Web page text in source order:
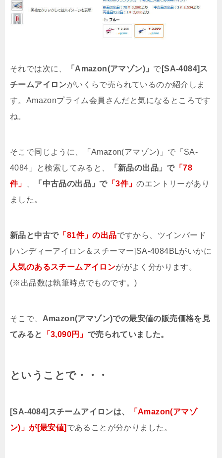
それでは次に、 「Amazon(アマゾン)」 で [SA-4084]ス
チームアイロンがいくらで売られているのか紹介しま
す。 Amazonプライム会員さんだと気になるところです
ね。
そこで同じように、「Amazon(アマゾン)」で「SA-
4084」と検索してみると、
「新品の出品」で「78
件」
「中古品の出品」で「3件」のエントリーがあり
ました。
新品と中古で「81件」の出品ですから、 ツインバード
[ハンディーアイロン＆スチーマー]SA-4084BLがいかに
人気のあるスチームアイロンががよく分かります。
(※出品数は執筆時点でものです。)
そこで、 Amazon(アマゾン)での最安値の販売価格を見
てみると
「3,090円」 で売られていました。
ということで・・・
[SA-4084]スチームアイロンは、
「Amazon(アマゾ
ン)」が[最安値] であることが分かりました。